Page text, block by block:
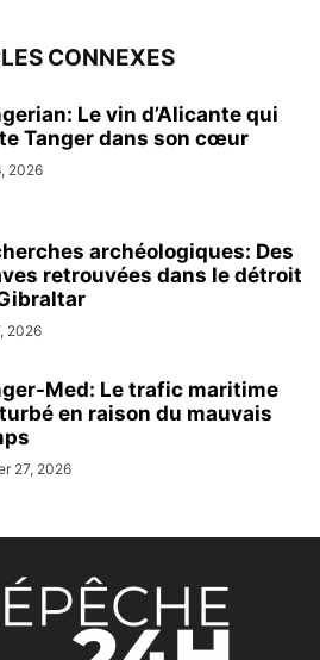
CONNEXES
Le vin d’Alicante qui
Tanger dans son cœur
2026
archéologiques: Des
retrouvées dans le détroit
2026
Med: Le trafic maritime
en raison du mauvais
27, 2026